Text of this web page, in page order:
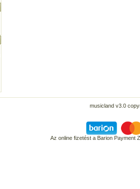
musicland v3.0
Az online fizetést a Barion Payment